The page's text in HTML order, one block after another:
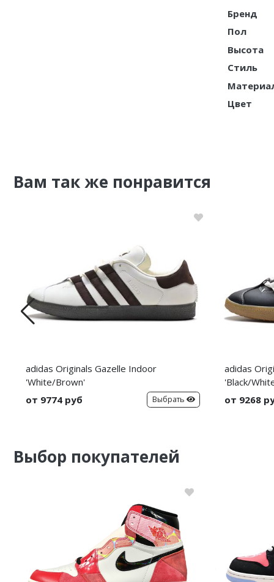
Бренд
Пол
Высота
Стиль
Цвет
Вам так же понравится
adidas Originals Gazelle Indoor
'White/Brown'
от 9774 руб
Выбрать
adidas
'Black/
от 9268
Выбор покупателей